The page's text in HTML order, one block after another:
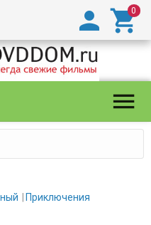



Приключения